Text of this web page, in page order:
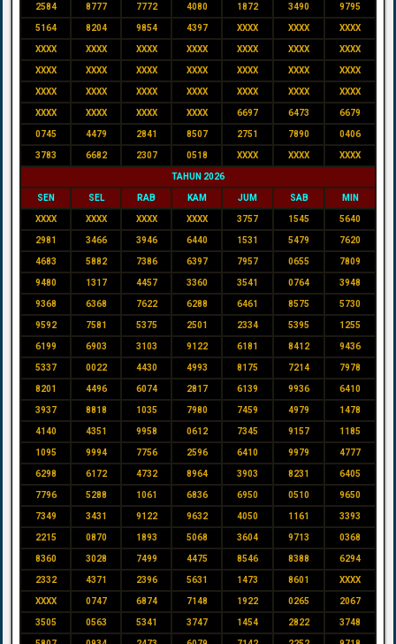
2584 8777 7772 4080 1872 3490 9795
5164 8204 9854 4397 XXXX XXXX XXXX
XXXX XXXX XXXX XXXX XXXX XXXX XXXX
XXXX XXXX XXXX XXXX XXXX XXXX XXXX
XXXX XXXX XXXX XXXX XXXX XXXX XXXX
XXXX XXXX XXXX XXXX 6697 6473 6679
0745 4479 2841 8507 2751 7890 0406
3783 6682 2307 0518 XXXX XXXX XXXX
TAHUN 2026
SEN SEL RAB KAM JUM SAB MIN
XXXX XXXX XXXX XXXX 3757 1545 5640
2981 3466 3946 6440 1531 5479 7620
4683 5882 7386 6397 7957 0655 7809
9480 1317 4457 3360 3541 0764 3948
9368 6368 7622 6288 6461 8575 5730
9592 7581 5375 2501 2334 5395 1255
6199 6903 3103 9122 6181 8412 9436
5337 0022 4430 4993 8175 7214 7978
8201 4496 6074 2817 6139 9936 6410
3937 8818 1035 7980 7459 4979 1478
4140 4351 9958 0612 7345 9157 1185
1095 9994 7756 2596 6410 9979 4777
6298 6172 4732 8964 3903 8231 6405
7796 5288 1061 6836 6950 0510 9650
7349 3431 9122 9632 4050 1161 3393
2215 0870 1893 5068 3604 9713 0368
8360 3028 7499 4475 8546 8388 6294
2332 4371 2396 5631 1473 8601 XXXX
XXXX 0747 6874 7148 1922 0265 2067
3505 0563 5341 3747 1454 2822 3748